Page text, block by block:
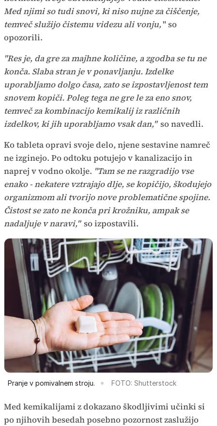
Med njimi so tudi snovi, ki niso nujne za čiščenje,
temveč služijo čistemu videzu ali vonju," so
opozorili.
"Res je, da gre za majhne količine, a zgodba se tu ne
konča. Slaba stran je v ponavljanju. Izdelke
uporabljamo dolgo časa, zato se izpostavljenost tem
snovem kopiči. Poleg tega ne gre le za eno snov,
temveč za kombinacijo kemikalij iz različnih
izdelkov, ki jih uporabljamo vsak dan," so navedli.
Ko tableta opravi svoje delo, njene sestavine namreč
ne izginejo. Po odtoku potujejo v kanalizacijo in
naprej v vodno okolje. "Tam se ne razgradijo vse
enako - nekatere vztrajajo dlje, se kopičijo, škodujejo
organizmom ali tvorijo nove problematične spojine.
Čistost se zato ne konča pri krožniku, ampak se
nadaljuje v naravi," so izpostavili.
Pranje v pomivalnem stroju. FOTO: Shutterstock
Med kemikalijami z dokazano škodljivimi učinki si
po njihovih besedah posebno pozornost zaslužijo